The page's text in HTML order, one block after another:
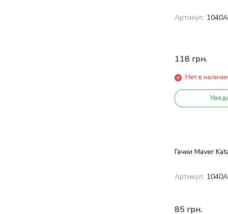
Артикул:
118 грн.
Нет в наличии
Гачки Maver
Артикул:
85 грн.